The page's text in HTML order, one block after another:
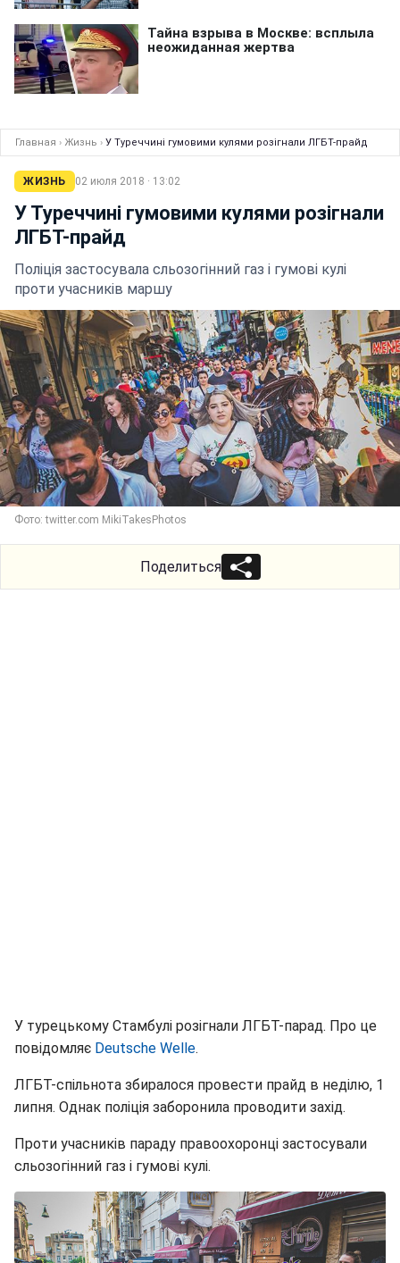
Главная › Жизнь › У Туреччині гумовими кулями розігнали ЛГБТ-прайд
ЖИЗНЬ 02 июля 2018 · 13:02
У Туреччині гумовими кулями розігнали
ЛГБТ-прайд
Поліція застосувала сльозогінний газ і гумові кулі
проти учасників маршу
Фото: twitter.com MikiTakesPhotos
Поделиться
У турецькому Стамбулі розігнали ЛГБТ-парад. Про це
повідомляє Deutsche Welle.
ЛГБТ-спільнота збиралося провести прайд в неділю, 1
липня. Однак поліція заборонила проводити захід.
Проти учасників параду правоохоронці застосували
сльозогінний газ і гумові кулі.